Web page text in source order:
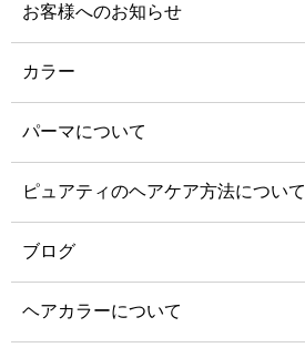
お客様へのお知らせ
カラー
パーマについて
ピュアティのヘアケア方法について
ブログ
ヘアカラーについて